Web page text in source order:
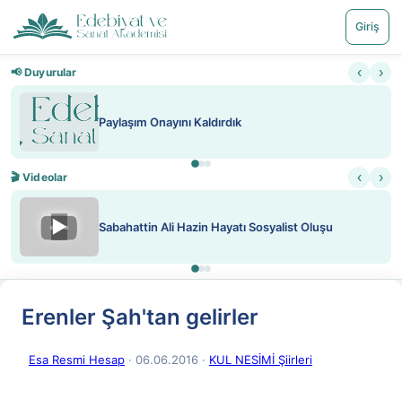
Giriş
📢 Duyurular ‹ ›
Nadir içeriklere kısıtlama ve
🎬 Videolar ‹ ›
Oluşu ▶ ATEŞ YAKMAK KONU ÖZET J.
Erenler Şah'tan gelirler
Esa Resmi Hesap · 06.06.2016 · KUL NESİMİ Şiirleri